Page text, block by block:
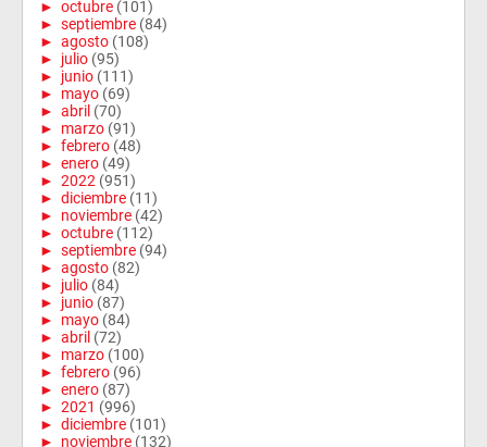
► octubre (101)
► septiembre (84)
► agosto (108)
► julio (95)
► junio (111)
► mayo (69)
► abril (70)
► marzo (91)
► febrero (48)
► enero (49)
► 2022 (951)
► diciembre (11)
► noviembre (42)
► octubre (112)
► septiembre (94)
► agosto (82)
► julio (84)
► junio (87)
► mayo (84)
► abril (72)
► marzo (100)
► febrero (96)
► enero (87)
► 2021 (996)
► diciembre (101)
► noviembre (132)